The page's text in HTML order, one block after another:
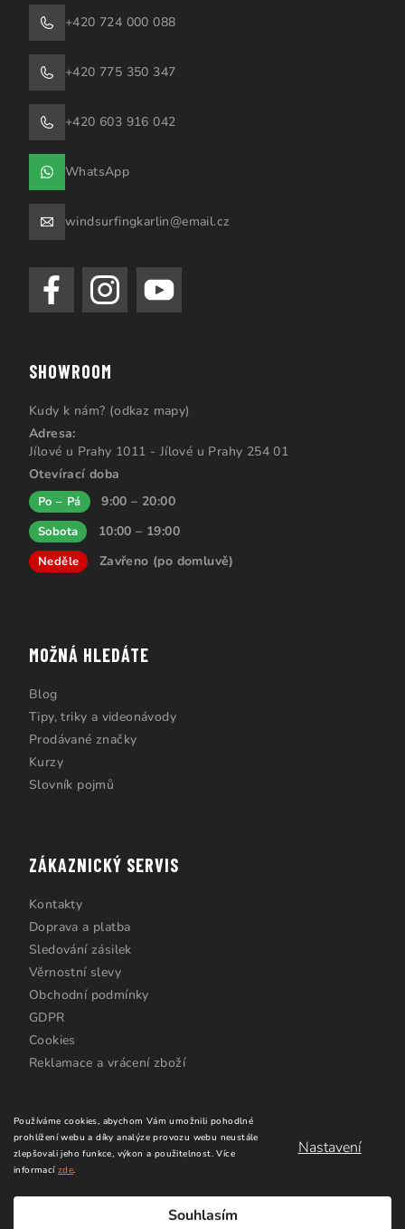
Používáme cookies, abychom Vám umožnili pohodlné
prohlížení webu a díky analýze provozu webu neustále
zlepšovali jeho funkce, výkon a použitelnost.Více
informacízde.
Nastavení
Souhlasím
+420 724 000 088
+420 775 350 347
+420 603 916 042
WhatsApp
windsurfingkarlin@email.cz
SHOWROOM
Kudy k nám? (odkaz mapy)
Adresa:
Jílové u Prahy 1011 - Jílové u Prahy 254 01
Otevírací doba
Po – Pá 9:00 – 20:00
Sobota 10:00 – 19:00
Neděle Zavřeno (po domluvě)
MOŽNÁ HLEDÁTE
Blog
Tipy, triky a videonávody
Prodávané značky
Kurzy
Slovník pojmů
ZÁKAZNICKÝ SERVIS
Kontakty
Doprava a platba
Sledování zásilek
Věrnostní slevy
Obchodní podmínky
GDPR
Cookies
Reklamace a vrácení zboží
vyhrazena.Upravit nastavení cookies